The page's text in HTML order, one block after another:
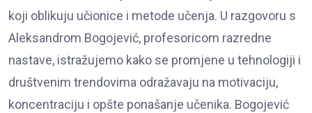
koji oblikuju učionice i metode učenja. U razgovoru s
Aleksandrom Bogojević, profesoricom razredne
nastave, istražujemo kako se promjene u tehnologiji i
društvenim trendovima odražavaju na motivaciju,
koncentraciju i opšte ponašanje učenika. Bogojević